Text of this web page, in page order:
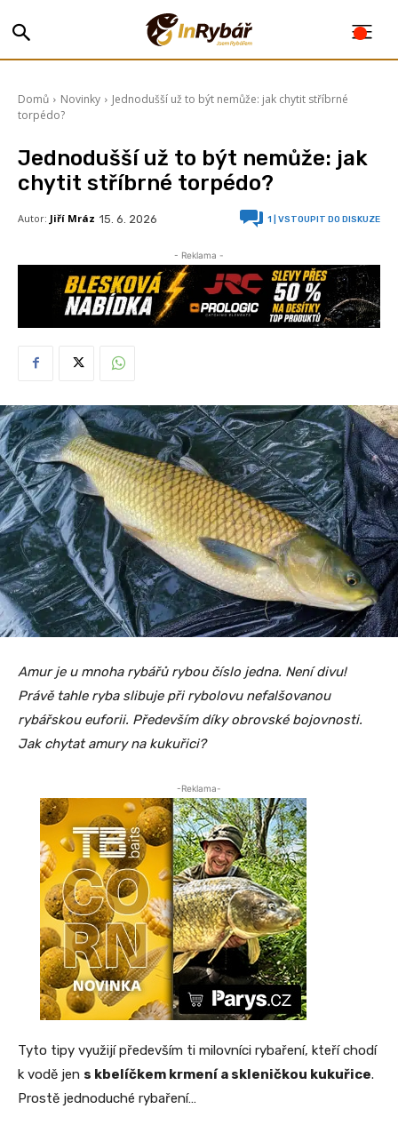
Domů Novinky
Jednodušší už to být nemůže: jak chytit stříbrné
torpédo?
Jednodušší už to být nemůže: jak
chytit stříbrné torpédo?
Autor: Jiří Mráz 15. 6. 2026 1 | VSTOUPIT DO DISKUZE
- Reklama -
Amur je u mnoha rybářů rybou číslo jedna. Není divu!
Právě tahle ryba slibuje při rybolovu nefalšovanou
rybářskou euforii. Především díky obrovské bojovnosti.
Jak chytat amury na kukuřici?
-Reklama-
Tyto tipy využijí především ti milovníci rybaření, kteří chodí
k vodě jen s kbelíčkem krmení a skleničkou kukuřice.
Prostě jednoduché rybaření…